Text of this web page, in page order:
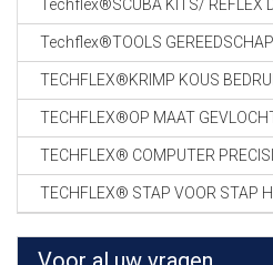
Techflex®SCUBA KITS/ REFLEX
Techflex®TOOLS
TECHFLEX®KRIMP KOUS
TECHFLEX®OP MAAT
TECHFLEX® COMPUTER
TECHFLEX® STAP VOOR STAP